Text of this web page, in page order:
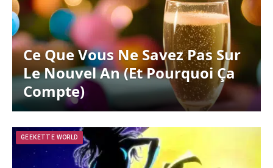
Ce Que Vous Ne Savez Pas Sur
Le Nouvel An (et Pourquoi Ça
Compte)
GEEKETTE WORLD